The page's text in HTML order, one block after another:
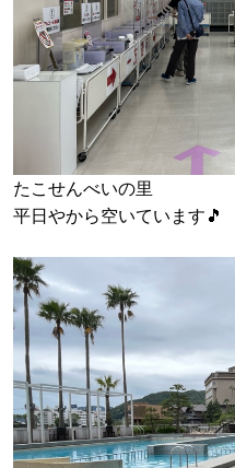
たこせんべいの里
平日やから空いています🎵